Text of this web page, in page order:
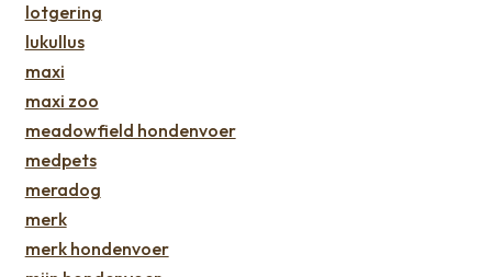
lotgering
lukullus
maxi
maxi zoo
meadowfield hondenvoer
medpets
meradog
merk
merk hondenvoer